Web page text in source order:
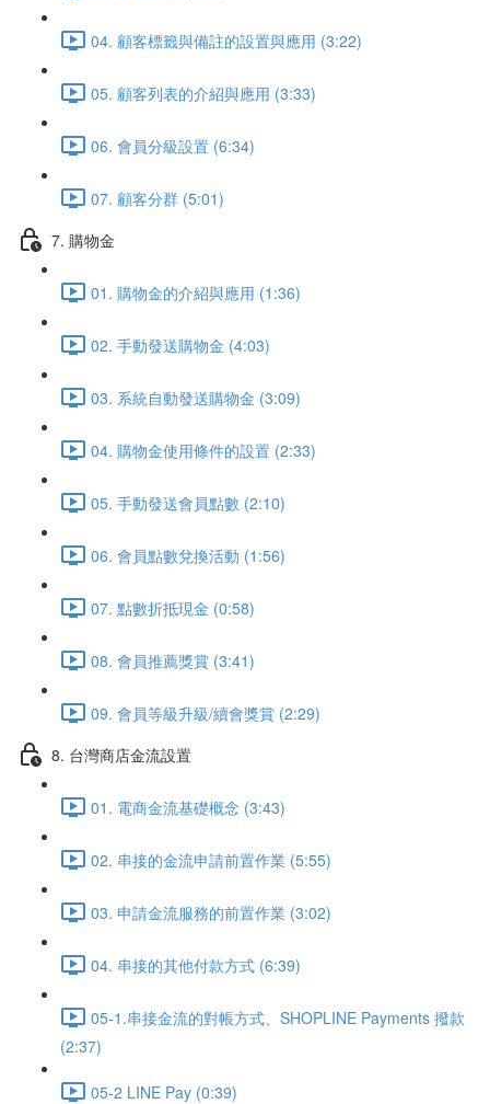
04. 顧客標籤與備註的設置與應用 (3:22)
05. 顧客列表的介紹與應用 (3:33)
06. 會員分級設置 (6:34)
07. 顧客分群 (5:01)
7. 購物金
01. 購物金的介紹與應用 (1:36)
02. 手動發送購物金 (4:03)
03. 系統自動發送購物金 (3:09)
04. 購物金使用條件的設置 (2:33)
05. 手動發送會員點數 (2:10)
06. 會員點數兌換活動 (1:56)
07. 點數折抵現金 (0:58)
08. 會員推薦獎賞 (3:41)
09. 會員等級升級/續會獎賞 (2:29)
8. 台灣商店金流設置
01. 電商金流基礎概念 (3:43)
02. 串接的金流申請前置作業 (5:55)
03. 申請金流服務的前置作業 (3:02)
04. 串接的其他付款方式 (6:39)
05-1.串接金流的對帳方式、SHOPLINE Payments 撥款
(2:37)
05-2 LINE Pay (0:39)